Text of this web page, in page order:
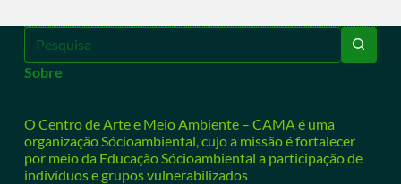
Sobre
O Centro de Arte e Meio Ambiente – CAMA é uma
organização Sócioambiental, cujo a missão é fortalecer
por meio da Educação Sócioambiental a participação de
indivíduos e grupos vulnerabilizados